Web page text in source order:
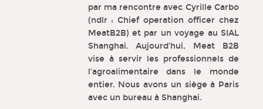
par ma rencontre avec Cyrille Carbo
(ndlr : Chief operation officer chez
MeatB2B) et par un voyage au SIAL
Shanghai. Aujourd’hui, Meat B2B
vise à servir les professionnels de
l’agroalimentaire dans le monde
entier. Nous avons un siège à Paris
avec un bureau à Shanghai.